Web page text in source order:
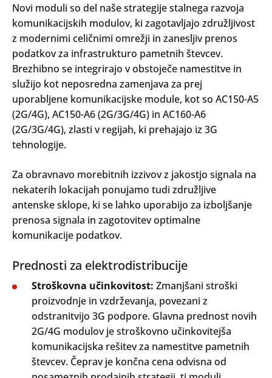
Novi moduli so del naše strategije stalnega razvoja
komunikacijskih modulov, ki zagotavljajo združljivost
z modernimi celičnimi omrežji in zanesljiv prenos
podatkov za infrastrukturo pametnih števcev.
Brezhibno se integrirajo v obstoječe namestitve in
služijo kot neposredna zamenjava za prej
uporabljene komunikacijske module, kot so AC150-A5
(2G/4G), AC150-A6 (2G/3G/4G) in AC160-A6
(2G/3G/4G), zlasti v regijah, ki prehajajo iz 3G
tehnologije.
Za obravnavo morebitnih izzivov z jakostjo signala na
nekaterih lokacijah ponujamo tudi združljive
antenske sklope, ki se lahko uporabijo za izboljšanje
prenosa signala in zagotovitev optimalne
komunikacije podatkov.
Prednosti za elektrodistribucije
Stroškovna učinkovitost: Zmanjšani stroški
proizvodnje in vzdrževanja, povezani z
odstranitvijo 3G podpore. Glavna prednost novih
2G/4G modulov je stroškovno učinkovitejša
komunikacijska rešitev za namestitve pametnih
števcev. Čeprav je končna cena odvisna od